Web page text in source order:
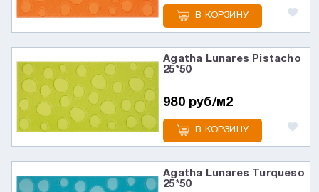
В КОРЗИНУ
Agatha Lunares Pistacho
25*50
980 руб/м2
В КОРЗИНУ
Agatha Lunares Turqueso
25*50